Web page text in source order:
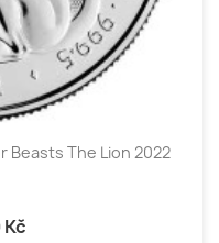
Beasts The Lion 2022
Kč